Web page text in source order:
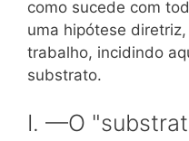
como sucede com
uma hipótese
trabalho, incidindo
substrato.
I. —O